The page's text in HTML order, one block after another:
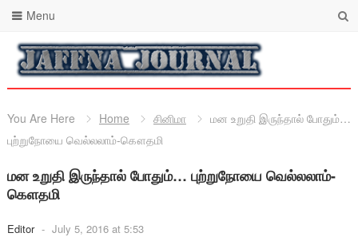
Menu
You Are Here Home சினிமா
மன உறுதி இருந்தால் போதும்…
புற்றுநோயை வெல்லலாம்-கௌதமி
மன உறுதி இருந்தால் போதும்… புற்றுநோயை வெல்லலாம்-
கௌதமி
Editor - July 5, 2016 at 5:53